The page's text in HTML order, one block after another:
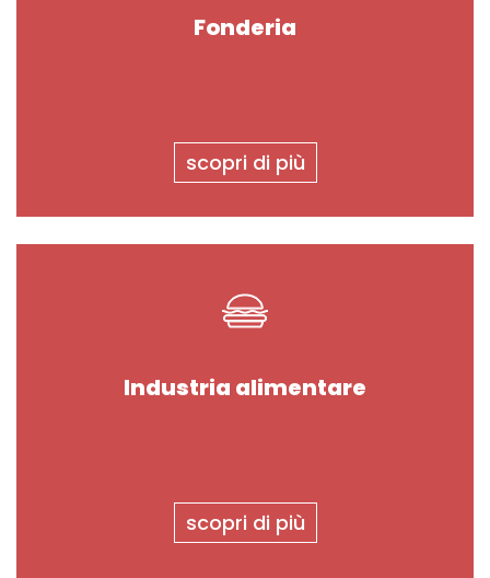
Fonderia
scopri di più
Industria alimentare
scopri di più